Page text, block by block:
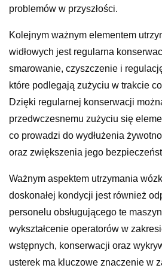
problemów w przyszłości.
Kolejnym ważnym elementem
widłowych jest regularna
smarowanie, czyszczenie i
które podlegają zużyciu w trakcie
Dzięki regularnej konserwacji
przedwczesnemu zużyciu się
co prowadzi do wydłużenia
oraz zwiększenia jego
Ważnym aspektem utrzymania
doskonałej kondycji jest również
personelu obsługującego te
wykształcenie operatorów w
wstępnych, konserwacji oraz
usterek ma kluczowe znaczenie w